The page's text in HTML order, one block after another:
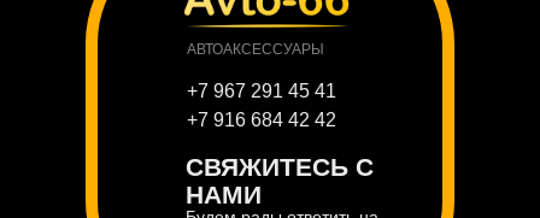
СВЯЖИТЕСЬ С
НАМИ
АВТОАКСЕССУАРЫ
+7 967 291 45 41
+7 916 684 42 42